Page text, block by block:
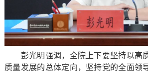
彭光明强调，全院上下要坚持以高
质量发展的总体定向，坚持党的全面领